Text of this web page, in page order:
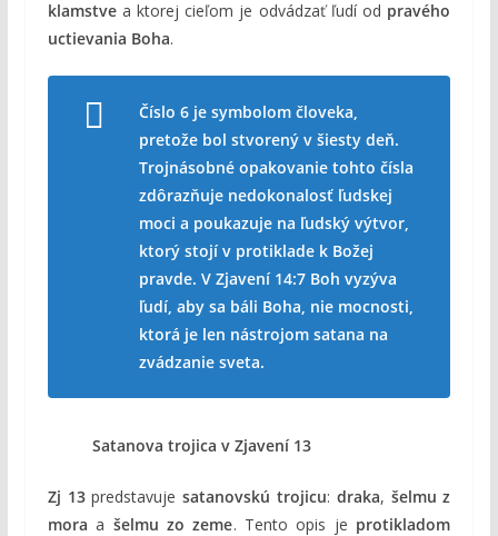
klamstvea ktorej cieľom je odvádzať ľudí od pravého
uctievania Boha.
Číslo 6 je symbolom človeka,
pretože bol stvorený v šiesty deň.
Trojnásobné opakovanie tohto čísla
zdôrazňuje nedokonalosť ľudskej
moci a poukazuje na ľudský výtvor,
ktorý stojí v protiklade k Božej
pravde. V Zjavení 14:7 Boh vyzýva
ľudí, aby sa báli Boha, nie mocnosti,
ktorá je len nástrojom satana na
zvádzanie sveta.
Satanova trojica v Zjavení 13
Zj 13predstavujesatanovskú trojicu: draka, šelmu z
mora a šelmu zo zeme. Tento opis je protikladom